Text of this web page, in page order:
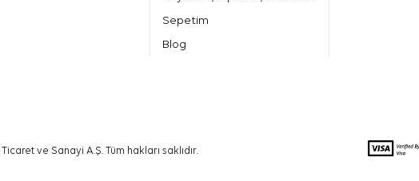
Sepetim
Blog
ve Sanayi A.Ş. Tüm hakları saklıdır.